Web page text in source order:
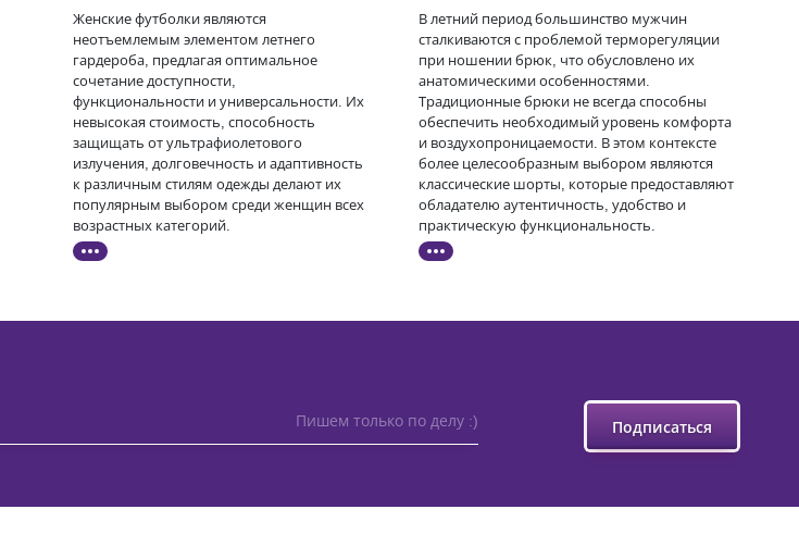
Женские футболки являются
неотъемлемым элементом летнего
гардероба, предлагая оптимальное
сочетание доступности,
функциональности и универсальности. Их
невысокая стоимость, способность
защищать от ультрафиолетового
излучения, долговечность и адаптивность
к различным стилям одежды делают их
популярным выбором среди женщин всех
возрастных категорий.
В летний период большинство мужчин
сталкиваются с проблемой терморегуляции
при ношении брюк, что обусловлено их
анатомическими особенностями.
Традиционные брюки не всегда способны
обеспечить необходимый уровень комфорта
и воздухопроницаемости. В этом контексте
более целесообразным выбором являются
классические шорты, которые предоставляют
обладателю аутентичность, удобство и
практическую функциональность.
Пишем только по делу :) Подписаться